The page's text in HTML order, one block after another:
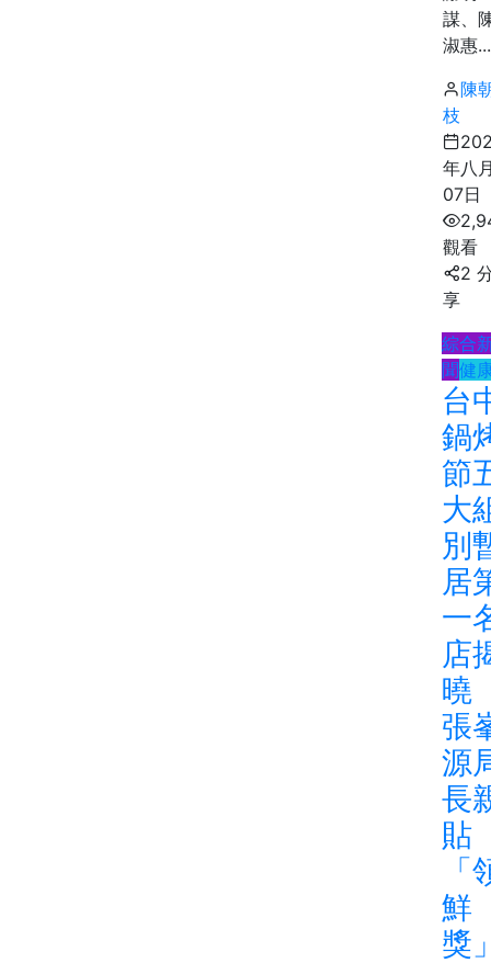
謀、
淑惠...
陳
枝
年八
07日
觀看
2
享
綜合
聞健
台
鍋
節
大
別
居
一
店
張
源
長
貼
「
鮮
獎